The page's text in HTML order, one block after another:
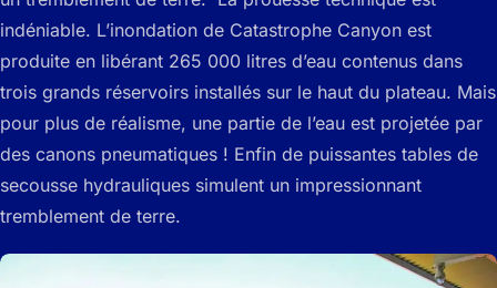
indéniable. L’inondation de Catastrophe Canyon est
produite en libérant 265 000 litres d’eau contenus dans
trois grands réservoirs installés sur le haut du plateau. Mais
pour plus de réalisme, une partie de l’eau est projetée par
des canons pneumatiques ! Enfin de puissantes tables de
secousse hydrauliques simulent un impressionnant
tremblement de terre.